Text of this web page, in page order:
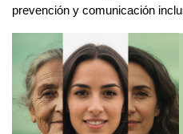
prevención y comunicación